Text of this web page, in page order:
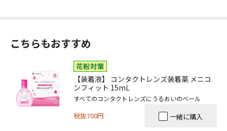
こちらもおすすめ
【装着液】 コンタクトレンズ装着薬 メニコ
ンフィット 15mL
すべてのコンタクトレンズにうるおいのベール
税抜700円 一緒に購入